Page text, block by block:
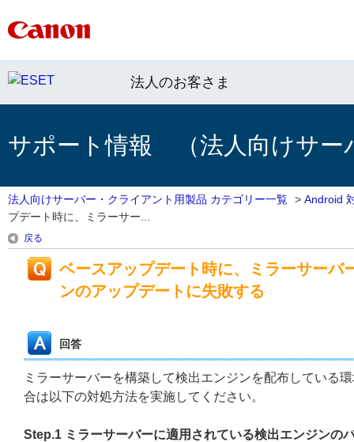
法人のお客さま
サポート情報 （法人向けサー
法人向けサーバー・クライアント用製品 カテゴリー一覧 > Android
プデート時に、ミラーサー...
戻る
ベースアップデート時に、ミラーサーバ
ンのアップデートに失敗する
回答
ミラーサーバーを構築して検出エンジンを配布している
合は以下の対処方法を実施してください。
Step.1 ミラーサーバーに適用されている検出エンジンの